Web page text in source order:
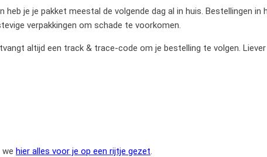
je je pakket meestal de volgende dag al in huis. Bestellingen in
verpakkingen om schade te voorkomen.
altijd een track & trace-code om je bestelling te volgen.
we hier alles voor je op een rijtje gezet.